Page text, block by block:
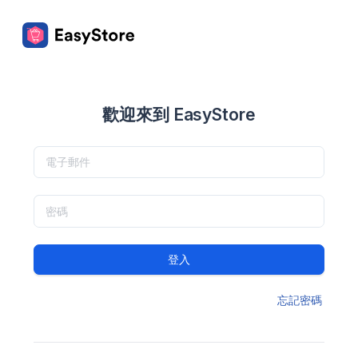
歡迎來到 EasyStore
登入
忘記密碼